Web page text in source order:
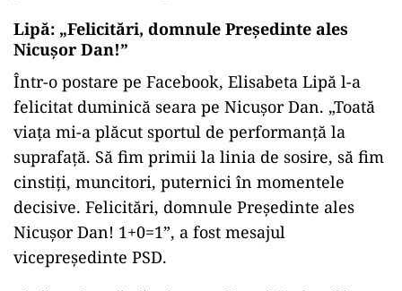
Lipă: „Felicitări, domnule Preşedinte ales
Nicuşor Dan!”
Într-o postare pe Facebook, Elisabeta Lipă l-a
felicitat duminică seara pe Nicușor Dan. „Toată
viaţa mi-a plăcut sportul de performanţă la
suprafaţă. Să fim primii la linia de sosire, să fim
cinstiţi, muncitori, puternici în momentele
decisive. Felicitări, domnule Preşedinte ales
Nicuşor Dan! 1+0=1”, a fost mesajul
vicepreședinte PSD.